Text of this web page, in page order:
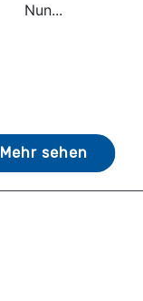
Nun...
Mehr sehen